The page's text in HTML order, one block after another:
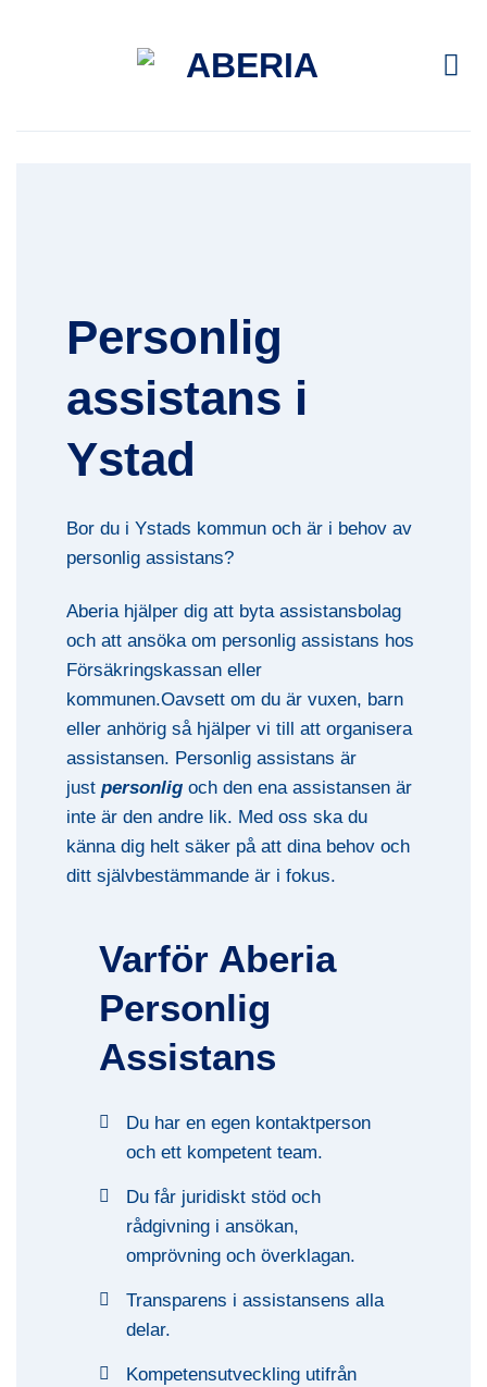
Personlig
assistans i
Ystad
Bor du i Ystads kommun och är i behov av
personlig assistans?
Aberia hjälper dig att byta assistansbolag
och att ansöka om personlig assistans hos
Försäkringskassan eller
kommunen.Oavsett om du är vuxen, barn
eller anhörig så hjälper vi till att organisera
assistansen. Personlig assistans är
justpersonligoch den ena assistansen är
inte är den andre lik. Med oss ska du
känna dig helt säker på att dina behov och
ditt självbestämmande är i fokus.
Varför Aberia
Personlig
Assistans
Du har en egen kontaktperson
och ett kompetent team.
Du får juridiskt stöd och
rådgivning i ansökan,
omprövning och överklagan.
Transparens i assistansens alla
delar.
Kompetensutveckling utifrån